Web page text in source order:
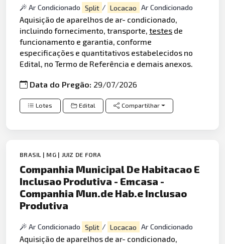
Ar Condicionado Split / Locacao Ar Condicionado
Aquisição de aparelhos de ar- condicionado,
incluindo fornecimento, transporte,testes de
funcionamento e garantia, conforme
especificações e quantitativos estabelecidos no
Edital, no Termo de Referência e demais anexos.
Data do Pregão: 29/07/2026
Lotes Edital Compartilhar
BRASIL | MG | JUIZ DE FORA
Companhia Municipal De Habitacao E
Inclusao Produtiva - Emcasa -
Companhia Mun.de Hab.e Inclusao
Produtiva
Ar Condicionado Split / Locacao Ar Condicionado
Aquisição de aparelhos de ar- condicionado,